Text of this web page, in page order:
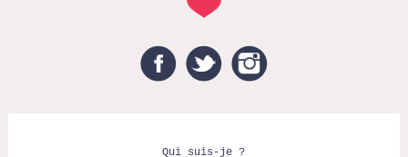
FacebookTwitter
Qui suis-je ?